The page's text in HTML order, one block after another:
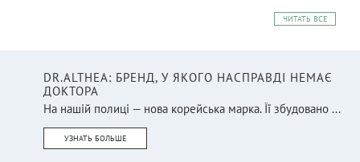
ЧИТАТЬ ВСЕ
DR.ALTHEA: БРЕНД, У ЯКОГО НАСПРАВДІ НЕМАЄ
ДОКТОРА
На нашій полиці — нова корейська марка. Її збудовано ...
УЗНАТЬ БОЛЬШЕ